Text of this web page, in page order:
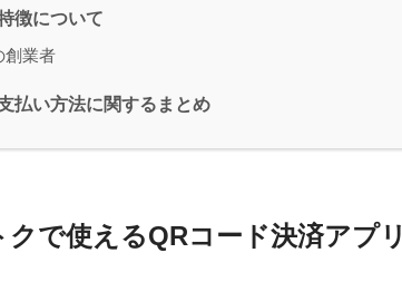
徴について
創業者
払い方法に関するまとめ
で使えるQRコード決済アプリ